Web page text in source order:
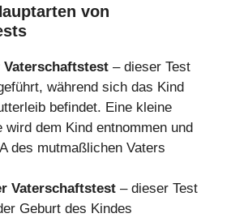
von
Vaterschaftstest – dieser Test
während sich das Kind
befindet. Eine kleine
wird dem Kind entnommen und
des mutmaßlichen Vaters
Vaterschaftstest – dieser Test
Geburt des Kindes